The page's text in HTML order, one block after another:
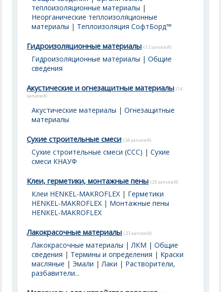
теплоизоляционные материалы |
Неорганические теплоизоляционные
материалы | Теплоизоляция СофтБорд™
Гидроизоляционные материалы (12 записей)
Гидроизоляционные материалы | Общие
сведения
Акустические и огнезащитные материалы (14
записей)
Акустические материалы |Огнезащитные
материалы
Сухие строительные смеси (34 записей)
Сухие строительные смеси (ССС) |Сухие
смеси КНАУФ
Клеи, герметики, монтажные пены (25 записей)
Клеи HENKEL-MAKROFLEX | Герметики
HENKEL-MAKROFLEX | Монтажные пены
HENKEL-MAKROFLEX
Лакокрасочные материалы (33 записей)
Лакокрасочные материалы | ЛКМ | Общие
сведения | Термины и определения | Краски
масляные |Эмали |Лаки | Растворители,
разбавители...